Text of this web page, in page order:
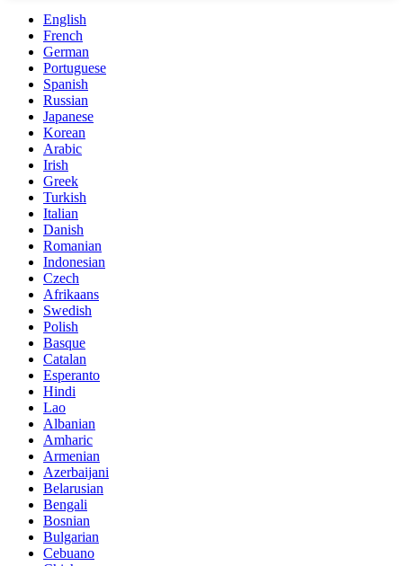
English
French
German
Portuguese
Spanish
Russian
Japanese
Korean
Arabic
Irish
Greek
Turkish
Italian
Danish
Romanian
Indonesian
Czech
Afrikaans
Swedish
Polish
Basque
Catalan
Esperanto
Hindi
Lao
Albanian
Amharic
Armenian
Azerbaijani
Belarusian
Bengali
Bosnian
Bulgarian
Cebuano